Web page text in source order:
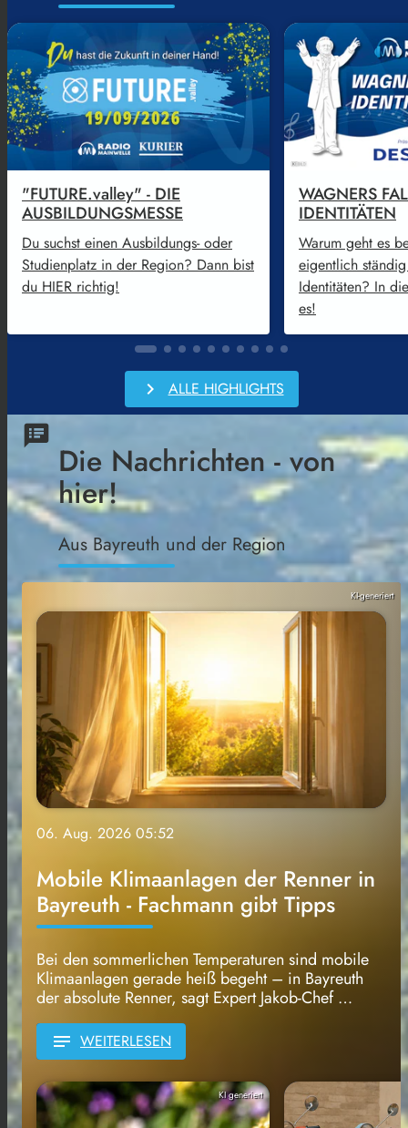
"FUTURE.valley" - DIE
AUSBILDUNGSMESSE
Du suchst einen Ausbildungs- oder
Studienplatz in der Region? Dann bist
du HIER richtig!
WAGNERS
IDENTITÄTEN
Warum geht es
eigentlich
Identitäten? In
es!
chevron_right ALLE HIGHLIGHTS
speaker_notes
Die Nachrichten - von
hier!
Aus Bayreuth und der Region
KI-generiert
06. Aug. 2026 05:52
Mobile Klimaanlagen der Renner in
Bayreuth - Fachmann gibt Tipps
Bei den sommerlichen Temperaturen sind mobile
Klimaanlagen gerade heiß begeht – in Bayreuth
der absolute Renner, sagt Expert Jakob-Chef …
notes WEITERLESEN
KI generiert